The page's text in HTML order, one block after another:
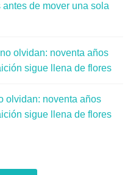
de mover una sola
olvidan: noventa años
sigue llena de flores
olvidan: noventa años
sigue llena de flores